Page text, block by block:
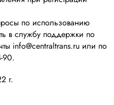
по использованию
в службу поддержки по
info@centraltrans.ru или по
90.
г.